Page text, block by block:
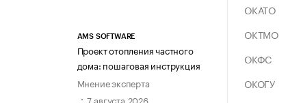
AMS SOFTWARE
Проект отопления частного
дома: пошаговая инструкция
Мнение эксперта
7 августа 2026
ОКАТО
ОКТМО
ОКФС
ОКОГУ